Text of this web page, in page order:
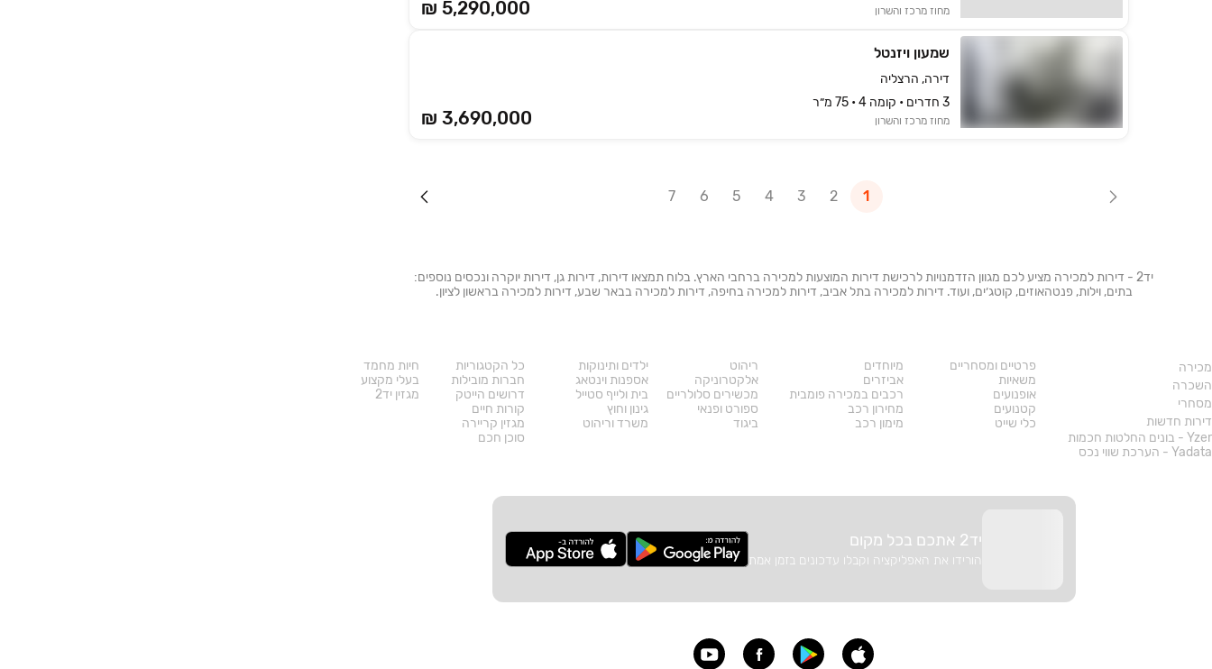
₪ 5,290,000 מחוז מרכז והשרון
₪ 3,690,000
שמעון ויזנטל
דירה, הרצליה
3 חדרים • קומה ‎4‏ • 75 מ״ר
מחוז מרכז והשרון
1
2
3
4
5
6
7
יד2 - דירות למכירה מציע לכם מגוון הזדמנויות לרכישת דירות המוצעות למכירה ברחבי הארץ. בלוח תמצאו דירות, דירות גן, דירות יוקרה ונכסים נוספים:
בתים, וילות, פנטהאוזים, קוטג׳ים, ועוד. דירות למכירה בתל אביב, דירות למכירה בחיפה, דירות למכירה בבאר שבע, דירות למכירה בראשון לציון.
מכירה
השכרה
מסחרי
דירות חדשות
Yzer - בונים החלטות חכמות
Yadata - הערכת שווי נכס
פרטיים ומסחריים
משאיות
אופנועים
קטנועים
כלי שייט
מיוחדים
אביזרים
רכבים במכירה פומבית
מחירון רכב
מימון רכב
ריהוט
אלקטרוניקה
מכשירים סלולריים
ספורט ופנאי
ביגוד
ילדים ותינוקות
אספנות וינטאג
בית ולייף סטייל
גינון וחוץ
משרד וריהוט
כל הקטגוריות
חברות מובילות
דרושים הייטק
קורות חיים
מגזין קריירה
סוכן חכם
חיות מחמד
בעלי מקצוע
מגזין יד2
יד2 אתכם בכל מקום
הורידו את האפליקציה וקבלו עדכונים בזמן אמת